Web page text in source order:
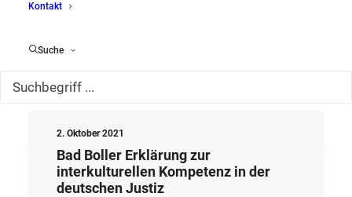
Kontakt
Suche
2. Oktober 2021
Bad Boller Erklärung zur
interkulturellen Kompetenz in der
deutschen Justiz